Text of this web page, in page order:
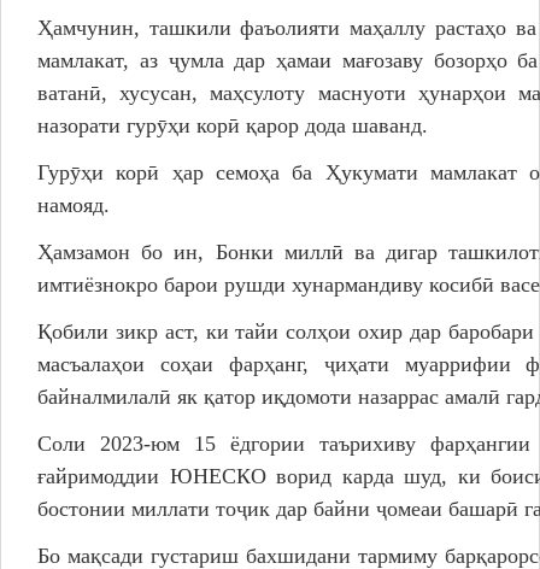
Ҳамчунин, ташкили фаъолияти маҳаллу растаҳо
мамлакат, аз ҷумла дар ҳамаи мағозаву бозорҳо
ватанӣ, хусусан, маҳсулоту маснуоти ҳунарҳои
назорати гурӯҳи корӣ қарор дода шаванд.
Гурӯҳи корӣ ҳар семоҳа ба Ҳукумати мамлакат
намояд.
Ҳамзамон бо ин, Бонки миллӣ ва дигар
имтиёзнокро барои рушди хунармандиву косибӣ
Қобили зикр аст, ки тайи солҳои охир дар
масъалаҳои соҳаи фарҳанг, ҷиҳати муаррифии
байналмилалӣ як қатор иқдомоти назаррас амалӣ
Соли 2023-юм 15 ёдгории таърихиву
ғайримоддии ЮНЕСКО ворид карда шуд, ки
бостонии миллати тоҷик дар байни ҷомеаи башарӣ
Бо мақсади густариш бахшидани тармиму